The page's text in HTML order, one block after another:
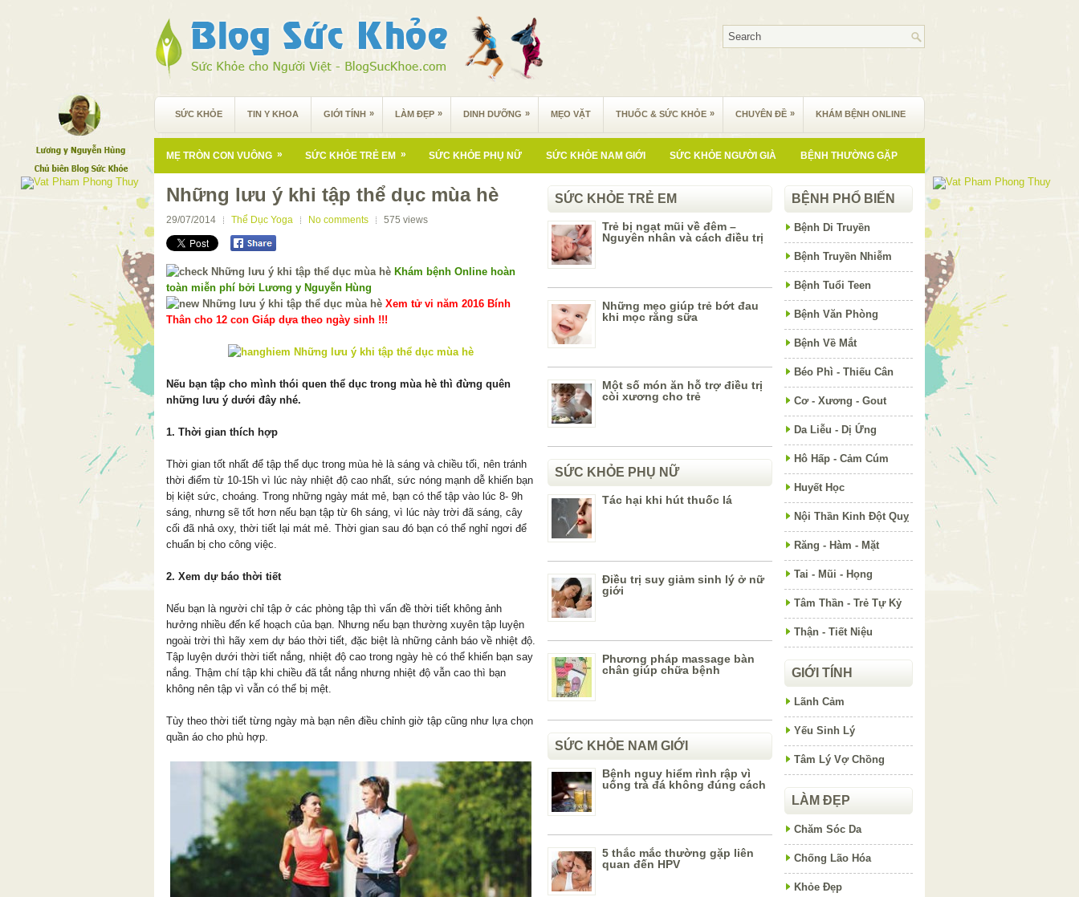
SỨC KHỎE TIN Y KHOA GIỚI TÍNH » LÀM ĐẸP » DINH DƯỠNG » MẸO VẶT THUỐC & SỨC KHỎE » CHUYÊN ĐỀ » KHÁM BỆNH ONLINE
MẸ TRÒN CON VUÔNG » SỨC KHỎE TRẺ EM » SỨC KHỎE PHỤ NỮ SỨC KHỎE NAM GIỚI SỨC KHỎE NGƯỜI GIÀ BỆNH THƯỜNG GẶP
Những lưu ý khi tập thể dục mùa hè
29/07/2014 Thể Dục Yoga No comments 575 views
Khám bệnh Online hoàn
toàn miễn phí bởi Lương y Nguyễn Hùng
Xem tử vi năm 2016 Bính
Thân cho 12 con Giáp dựa theo ngày sinh !!!
Nếu bạn tập cho mình thói quen thể dục trong mùa hè thì đừng quên
những lưu ý dưới đây nhé.
1. Thời gian thích hợp
Thời gian tốt nhất để tập thể dục trong mùa hè là sáng và chiều tối, nên tránh
thời điểm từ 10-15h vì lúc này nhiệt độ cao nhất, sức nóng mạnh dễ khiến bạn
bị kiệt sức, choáng. Trong những ngày mát mẻ, bạn có thể tập vào lúc 8- 9h
sáng, nhưng sẽ tốt hơn nếu bạn tập từ 6h sáng, vì lúc này trời đã sáng, cây
cối đã nhả oxy, thời tiết lại mát mẻ. Thời gian sau đó bạn có thể nghỉ ngơi để
chuẩn bị cho công việc.
2. Xem dự báo thời tiết
Nếu bạn là người chỉ tập ở các phòng tập thì vấn đề thời tiết không ảnh
hưởng nhiều đến kế hoạch của bạn. Nhưng nếu bạn thường xuyên tập luyện
ngoài trời thì hãy xem dự báo thời tiết, đặc biệt là những cảnh báo về nhiệt độ.
Tập luyện dưới thời tiết nắng, nhiệt độ cao trong ngày hè có thể khiến bạn say
nắng. Thậm chí tập khi chiều đã tắt nắng nhưng nhiệt độ vẫn cao thì bạn
không nên tập vì vẫn có thể bị mệt.
Tùy theo thời tiết từng ngày mà bạn nên điều chỉnh giờ tập cũng như lựa chọn
quần áo cho phù hợp.​
SỨC KHỎE TRẺ EM
Trẻ bị ngạt mũi về đêm –
Nguyên nhân và cách điều trị
Những mẹo giúp trẻ bớt đau
khi mọc răng sữa
Một số món ăn hỗ trợ điều trị
còi xương cho trẻ
SỨC KHỎE PHỤ NỮ
Tác hại khi hút thuốc lá
Điều trị suy giảm sinh lý ở nữ
giới
Phương pháp massage bàn
chân giúp chữa bệnh
SỨC KHỎE NAM GIỚI
Bệnh nguy hiểm rình rập vì
uống trà đá không đúng cách
5 thắc mắc thường gặp liên
quan đến HPV
BỆNH PHỔ BIẾN
Bệnh Di Truyền
Bệnh Truyền Nhiễm
Bệnh Tuổi Teen
Bệnh Văn Phòng
Bệnh Về Mắt
Béo Phì - Thiếu Cân
Cơ - Xương - Gout
Da Liễu - Dị Ứng
Hô Hấp - Cảm Cúm
Huyết Học
Nội Thần Kinh Đột Quỵ
Răng - Hàm - Mặt
Tai - Mũi - Họng
Tâm Thần - Trẻ Tự Kỷ
Thận - Tiết Niệu
GIỚI TÍNH
Lãnh Cảm
Yếu Sinh Lý
Tâm Lý Vợ Chồng
LÀM ĐẸP
Chăm Sóc Da
Chống Lão Hóa
Khỏe Đẹp